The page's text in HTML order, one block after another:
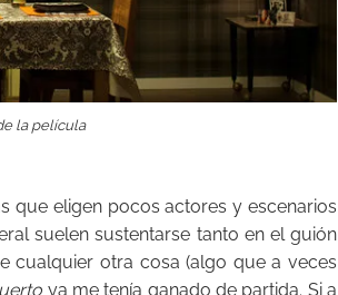
la película
que eligen pocos actores y escenarios
suelen sustentarse tanto en el guión
cualquier otra cosa (algo que a veces
ya me tenía ganado de partida. Si a